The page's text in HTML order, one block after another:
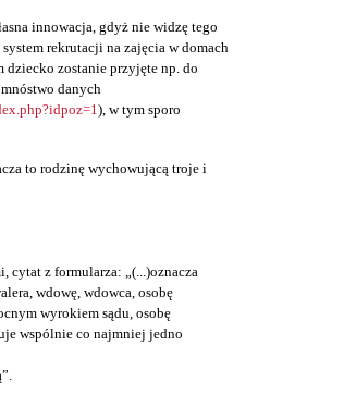
innowacja, gdyż nie widzę tego
rekrutacji na zajęcia w domach
dziecko zostanie przyjęte np. do
danych
), w tym sporo
to rodzinę wychowującą troje i
cytat z formularza: „(...)oznacza
wdowę, wdowca, osobę
wyrokiem sądu, osobę
wspólnie co najmniej jedno